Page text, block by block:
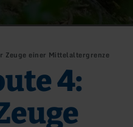
Zeuge einer Mittelaltergrenze
4: